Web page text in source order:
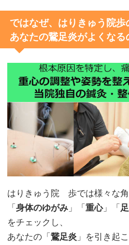
ではなぜ、はりきゅう院
あなたの鵞足炎がよくなる
はりきゅう院 歩では様々な
「 身体のゆがみ 」「 重心」「
をチェックし、
あなたの「 鵞足炎 」を引き起